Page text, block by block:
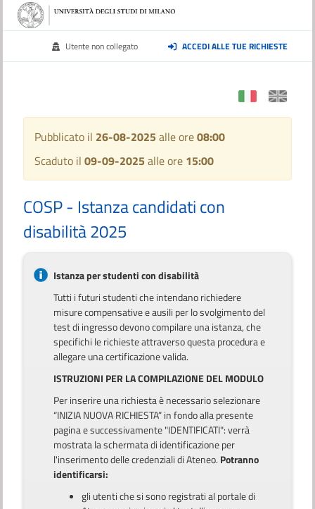
Utente non collegato ACCEDI ALLE TUE RICHIESTE
Pubblicato il 26-08-2025 alle ore08:00
Scaduto il 09-09-2025 alle ore 15:00
COSP - Istanza candidati con
disabilità 2025
Istanza per studenti con disabilità
Tutti i futuri studenti che intendano richiedere
misure compensative e ausili per lo svolgimento del
test di ingresso devono compilare una istanza, che
specifichi le richieste attraverso questa procedura e
allegare una certificazione valida.
ISTRUZIONI PER LA COMPILAZIONE DEL MODULO
Per inserire una richiesta è necessario selezionare
“INIZIA NUOVA RICHIESTA” in fondo alla presente
pagina e successivamente "IDENTIFICATI": verrà
mostrata la schermata di identificazione per
l'inserimento delle credenziali di Ateneo. Potranno
identificarsi:
gli utenti che si sono registrati al portale di